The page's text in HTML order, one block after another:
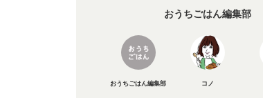
おうちごはん編集部
おうちごはん編集部 コノ